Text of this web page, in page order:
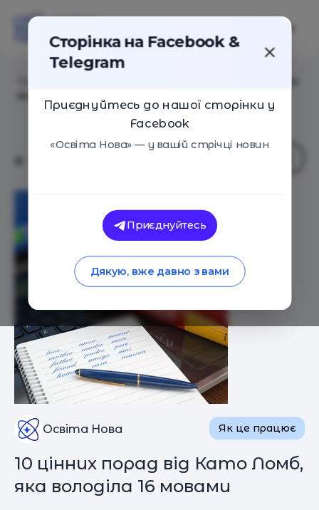
Освіта Нова Як це працює
10 цінних порад від Като Ломб,
яка володіла 16 мовами
Сторінка на Facebook &
Telegram
Приєднуйтесь до нашої сторінки у
Facebook
«Освіта Нова» — у вашій стрічці новин
Приєднуйтесь
Дякую, вже давно з вами